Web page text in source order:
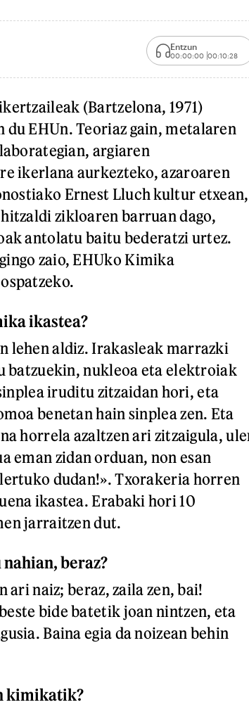
Entzun
00:00:00 00:10:28
(Bartzelona, 1971)
EHUn. Teoriaz gain, metalaren
argiaren
ikerlana aurkezteko, azaroaren
Ernest Lluch kultur etxean,
hitzaldi zikloaren barruan dago,
antolatu baitu bederatzi urtez.
zaio, EHUko Kimika
ikastea?
lehen aldiz. Irakasleak marrazki
batzuekin, nukleoa eta elektroiak
iruditu zitzaidan hori, eta
benetan hain sinplea zen. Eta
horrela azaltzen ari zitzaigula,
eman zidan orduan, non esan
dudan!». Txorakeria horren
ikastea. Erabaki hori 10
jarraitzen dut.
beraz?
naiz; beraz, zaila zen, bai!
bide batetik joan nintzen, eta
Baina egia da noizean behin
kimikatik?